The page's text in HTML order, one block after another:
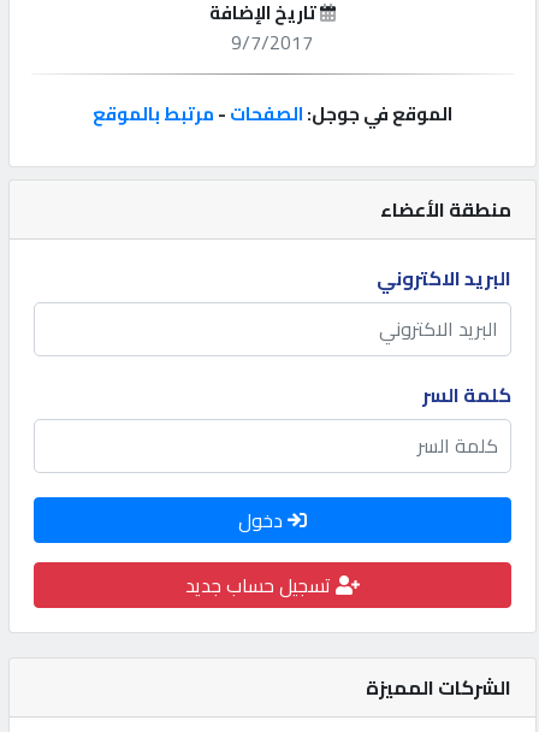
إعلانات
المنتدى
كيو
مزاد
كيو
نمبر
كيو
كارز
كيو
ماركت
منطقة الأعضاء
البريد الاكتروني
كلمة السر
دخول
تسجيل حساب جديد
الشركات المميزة
تاريخ الإضافة
9/7/2017
الموقع في جوجل:الصفحات-مرتبط بالموقع